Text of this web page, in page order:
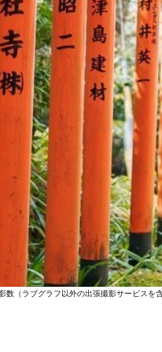
数（ラブグラフ以外の出張撮影サービスを